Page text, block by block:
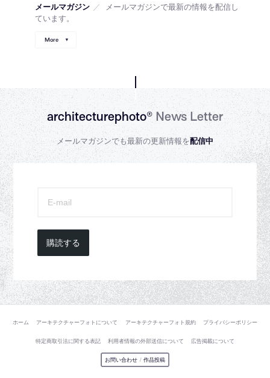
メールマガジン ／
メールマガジンで最新の情報を配信し
ています。
More
architecturephoto®News Letter
メールマガジンでも最新の更新情報を配信中
購読する
ホーム アーキテクチャーフォトについて アーキテクチャーフォト規約 プライバシーポリシー
特定商取引法に関する表記 利用者情報の外部送信について 広告掲載について
お問い合わせ / 作品投稿